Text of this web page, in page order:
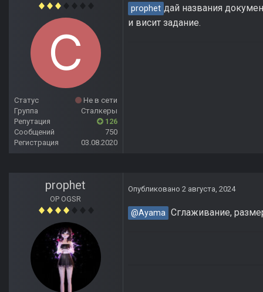
Статус
Не в сети
Группа
Сталкеры
Репутация
126
Сообщений
750
Регистрация
03.08.2020
prophet дай названия
и висит задание.
prophet
OP OGSR
Опубликовано 2 августа, 2024
@Ayama Сглаживание,